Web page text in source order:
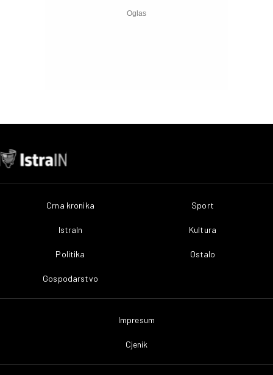
Crna kronika
IstraIn
Politika
Gospodarstvo
Sport
Kultura
Ostalo
Impresum
Cjenik